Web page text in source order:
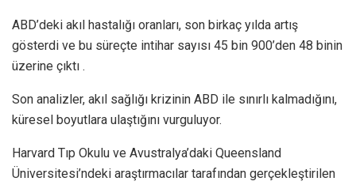
ABD’deki akıl hastalığı oranları, son birkaç yılda artış
gösterdi ve bu süreçte intihar sayısı 45 bin 900’den 48 binin
üzerine çıktı .
Son analizler, akıl sağlığı krizinin ABD ile sınırlı kalmadığını,
küresel boyutlara ulaştığını vurguluyor.
Harvard Tıp Okulu ve Avustralya’daki Queensland
Üniversitesi’ndeki araştırmacılar tarafından gerçekleştirilen